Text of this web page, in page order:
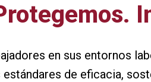
en sus entornos
de eficacia,